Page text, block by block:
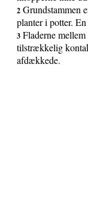
2 Grundstammen
planter i potter.
3 Fladerne
tilstrækkelig
afdækkede.